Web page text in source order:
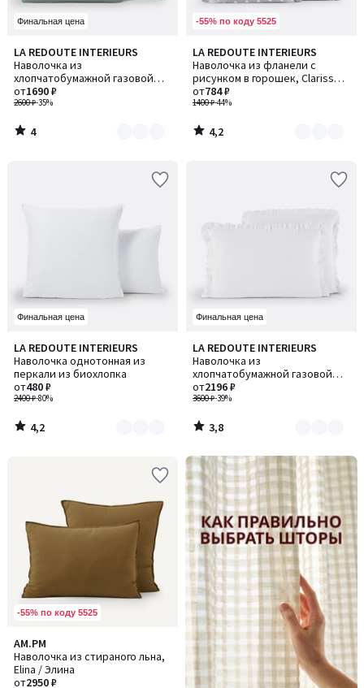
Финальная цена
LA REDOUTE INTERIEURS
Наволочка из
хлопчатобумажной газовой
ткани, Kumla / Кумла
2600 ₽-35%
от1690 ₽
4
/
5
Количество
цветов:
4
4
/
-55% по коду 5525
LA REDOUTE INTERIEURS
Наволочка из фланели с
рисунком в горошек, Clarisse /
Кларисс
1400 ₽-44%
от784 ₽
4,2
/ 5
Количество
цветов:
2
4,2
/
Финальная цена
LA REDOUTE INTERIEURS
Наволочка однотонная из
перкали из биохлопка
2400 ₽-80%
от480 ₽
4,2
/ 5
Количество
цветов:
3
4,2
/
Финальная цена
LA REDOUTE INTERIEURS
Наволочка из
хлопчатобумажной газовой
ткани с воланом, Kumla / Кумла
3600 ₽-39%
от2196 ₽
3,8
/ 5
Количество
цветов:
6
3,8
/
-55% по коду 5525
AM.PM
Наволочка из стираного льна,
Elina / Элина
от2950 ₽
4,3
/ 5
Количество
цветов:
2
-